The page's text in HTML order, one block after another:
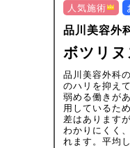
人気施術
品川美容外
ボツリ
品川美容外科
のハリを抑え
弱める働きが
用しているた
差はあります
わかりにくく
れます。平均